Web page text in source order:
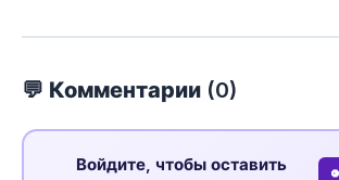
💬 Комментарии (0)
Войдите, чтобы оставить